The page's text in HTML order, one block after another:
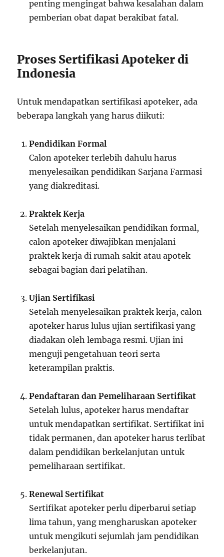
penting mengingat bahwa kesalahan dalam
pemberian obat dapat berakibat fatal.
Proses Sertifikasi Apoteker di
Indonesia
Untuk mendapatkan sertifikasi apoteker, ada
beberapa langkah yang harus diikuti:
Pendidikan Formal
Calon apoteker terlebih dahulu harus
menyelesaikan pendidikan Sarjana Farmasi
yang diakreditasi.
Praktek Kerja
Setelah menyelesaikan pendidikan formal,
calon apoteker diwajibkan menjalani
praktek kerja di rumah sakit atau apotek
sebagai bagian dari pelatihan.
Ujian Sertifikasi
Setelah menyelesaikan praktek kerja, calon
apoteker harus lulus ujian sertifikasi yang
diadakan oleh lembaga resmi. Ujian ini
menguji pengetahuan teori serta
keterampilan praktis.
Pendaftaran dan Pemeliharaan Sertifikat
Setelah lulus, apoteker harus mendaftar
untuk mendapatkan sertifikat. Sertifikat ini
tidak permanen, dan apoteker harus terlibat
dalam pendidikan berkelanjutan untuk
pemeliharaan sertifikat.
Renewal Sertifikat
Sertifikat apoteker perlu diperbarui setiap
lima tahun, yang mengharuskan apoteker
untuk mengikuti sejumlah jam pendidikan
berkelanjutan.